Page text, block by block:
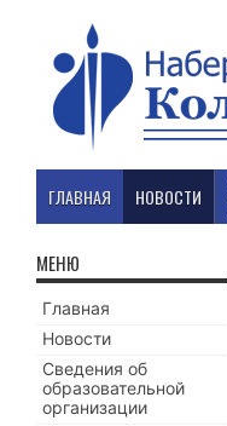
ГЛАВНАЯ НОВОСТИ
МЕНЮ
Главная
Новости
Сведения об
образовательной
организации